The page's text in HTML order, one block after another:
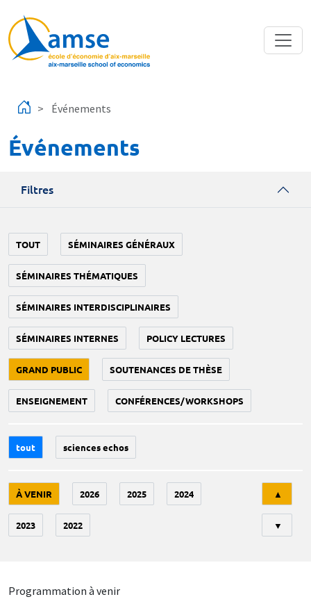
Événements
Événements
Filtres
TOUT SÉMINAIRES GÉNÉRAUX
SÉMINAIRES THÉMATIQUES
SÉMINAIRES INTERDISCIPLINAIRES
SÉMINAIRES INTERNES POLICY LECTURES
GRAND PUBLIC SOUTENANCES DE THÈSE
ENSEIGNEMENT CONFÉRENCES/WORKSHOPS
tout sciences echos
À VENIR 2026 2025 2024
2023 2022
▲
▼
Programmation à venir